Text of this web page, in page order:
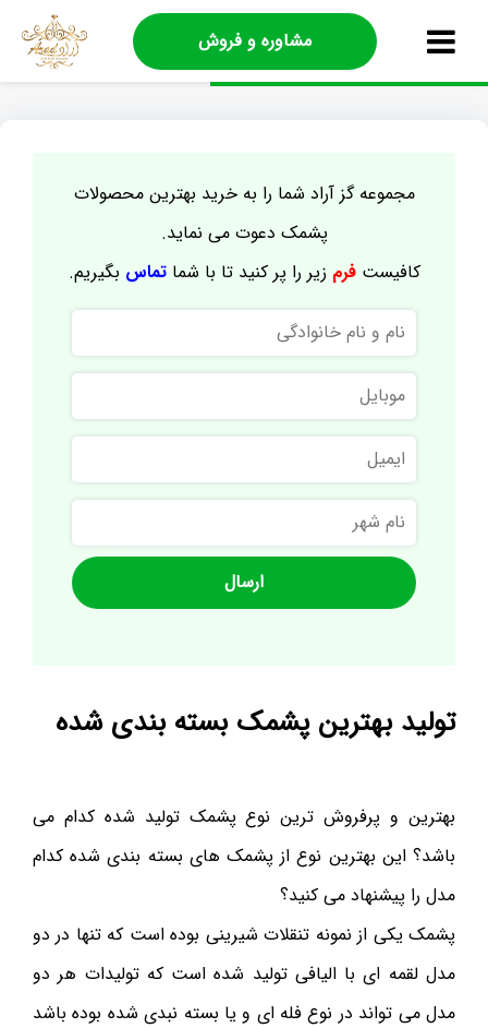
مشاوره و فروش
مجموعه گز آراد شما را به خرید بهترین محصولات
پشمک دعوت می نماید.
کافیستفرم زیر را پر کنید تا با شماتماس بگیریم.
نام
و
نام
خانوادگی
موبایل
ایمیل
نام
شهر
تولید بهترین پشمک بسته بندی شده
بهترین و پرفروش ترین نوع پشمک تولید شده کدام می
باشد؟ این بهترین نوع از پشمک های بسته بندی شده کدام
مدل را پیشنهاد می کنید؟
پشمک یکی از نمونه تنقلات شیرینی بوده است که تنها در دو
مدل لقمه ای با الیافی تولید شده است که تولیدات هر دو
مدل می تواند در نوع فله ای و یا بسته نبدی شده بوده باشد